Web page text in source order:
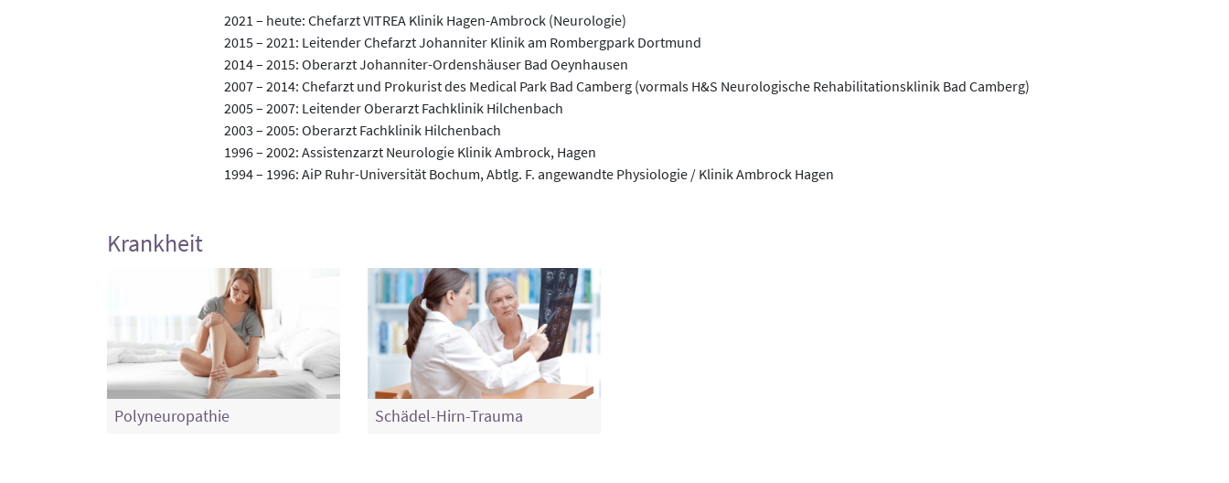
2021 – heute: Chefarzt VITREA Klinik Hagen-Ambrock (Neurologie)
2015 – 2021: Leitender Chefarzt Johanniter Klinik am Rombergpark Dortmund
2014 – 2015: Oberarzt Johanniter-Ordenshäuser Bad Oeynhausen
2007 – 2014: Chefarzt und Prokurist des Medical Park Bad Camberg (vormals H&S Neurologische Rehabilitationsklinik Bad Camberg)
2005 – 2007: Leitender Oberarzt Fachklinik Hilchenbach
2003 – 2005: Oberarzt Fachklinik Hilchenbach
1996 – 2002: Assistenzarzt Neurologie Klinik Ambrock, Hagen
1994 – 1996: AiP Ruhr-Universität Bochum, Abtlg. F. angewandte Physiologie / Klinik Ambrock Hagen
Krankheit
Polyneuropathie Schädel-Hirn-Trauma